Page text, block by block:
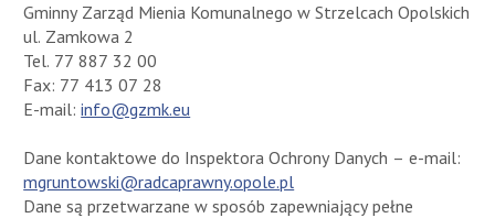
Gminny Zarząd Mienia Komunalnego w Strzelcach Opolskich
ul. Zamkowa 2
Tel. 77 887 32 00
Fax: 77 413 07 28
E-mail:info@gzmk.eu
Dane kontaktowe do Inspektora Ochrony Danych – e-mail:
mgruntowski@radcaprawny.opole.pl
Dane są przetwarzane w sposób zapewniający pełne